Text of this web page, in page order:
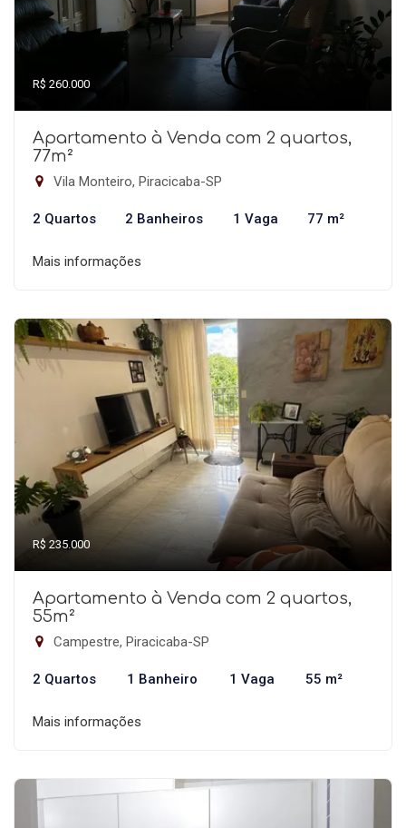
R$ 260.000
Apartamento à Venda com 2 quartos,
77m²
Vila Monteiro, Piracicaba-SP
2 Quartos 2 Banheiros 1 Vaga 77 m²
Mais informações
R$ 235.000
Apartamento à Venda com 2 quartos,
55m²
Campestre, Piracicaba-SP
2 Quartos 1 Banheiro 1 Vaga 55 m²
Mais informações